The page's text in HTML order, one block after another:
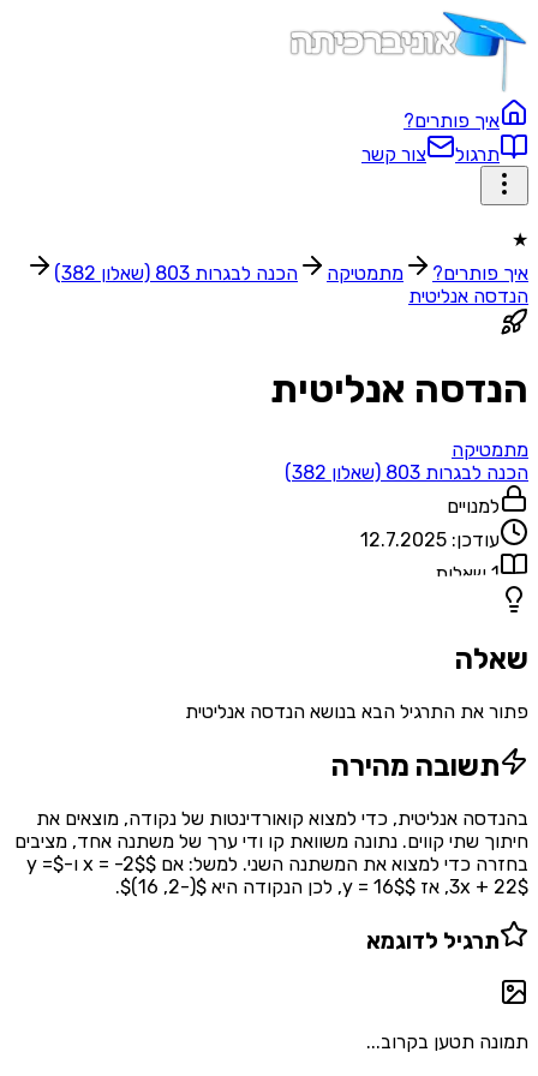
איך פותרים?
תרגול
צור קשר
★
איך פותרים?
מתמטיקה
הכנה לבגרות 803 (שאלון 382)
הנדסה אנליטית
הנדסה אנליטית
מתמטיקה
הכנה לבגרות 803 (שאלון 382)
למנויים
עודכן: 12.7.2025
1 שאלות
שאלה
פתור את התרגיל הבא בנושא הנדסה אנליטית
תשובה מהירה
בהנדסה אנליטית, כדי למצוא קואורדינטות של נקודה, מוצאים את
חיתוך שתי קווים. נתונה משוואת קו ודי ערך של משתנה אחד, מציבים
בחזרה כדי למצוא את המשתנה השני. למשל: אם $x = -2$ ו-$y =
3x + 22$, אז $y = 16$, לכן הנקודה היא $(-2, 16)$.
תרגיל לדוגמא
תמונה תטען בקרוב...